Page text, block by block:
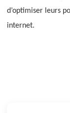
d’optimiser leurs
internet.